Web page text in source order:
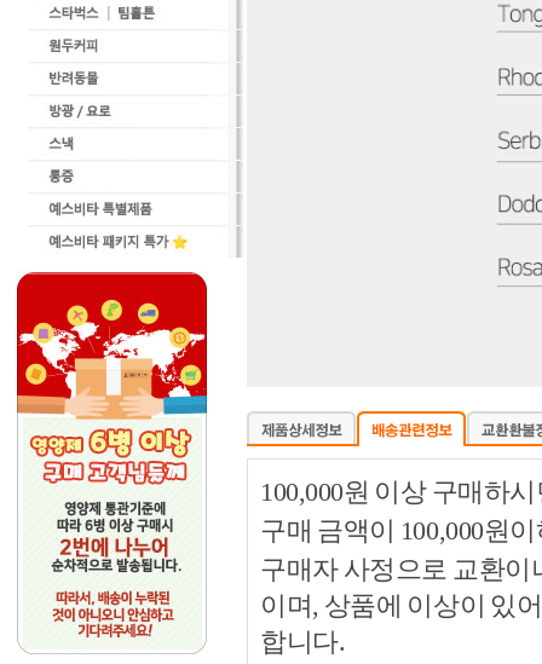
100,000원 이상 구매하
구매 금액이 100,000원
구매자 사정으로 교환이
이며, 상품에 이상이 있
합니다.